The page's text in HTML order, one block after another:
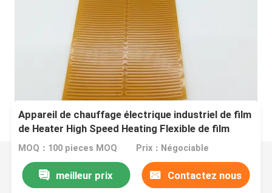
Appareil de chauffage électrique industriel de film
de Heater High Speed Heating Flexible de film
MOQ：100 pieces MOQ Prix：Négociable
meilleur prix Contactez nous